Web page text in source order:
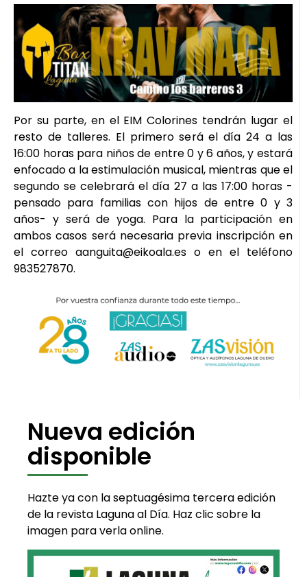
Por su parte, en el EIM Colorines tendrán lugar el
resto de talleres. El primero será el día 24 a las
16:00 horas para niños de entre 0 y 6 años, y estará
enfocado a la estimulación musical, mientras que el
segundo se celebrará el día 27 a las 17:00 horas -
pensado para familias con hijos de entre 0 y 3
años- y será de yoga. Para la participación en
ambos casos será necesaria previa inscripción en
el correo aanguita@eikoala.es o en el teléfono
983527870.
Nueva edición
disponible
Hazte ya con la septuagésima tercera edición
de la revista Laguna al Día. Haz clic sobre la
imagen para verla online.